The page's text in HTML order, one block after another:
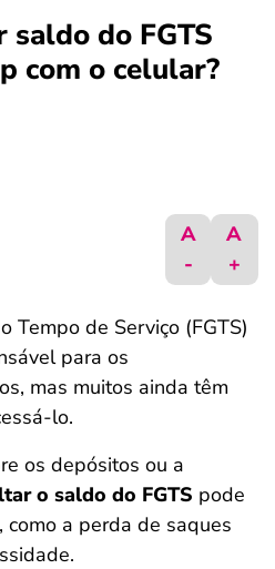
saldo do FGTS
com o celular?
A
-
A
+
Tempo de Serviço (FGTS)
para os
mas muitos ainda têm
lo.
os depósitos ou a
o saldo do FGTS pode
a perda de saques